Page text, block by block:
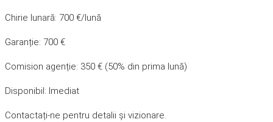
Chirie lunară: 700 €/lună
Garanție: 700 €
Comision agenție: 350 € (50% din prima lună)
Disponibil: Imediat
Contactați-ne pentru detalii și vizionare.